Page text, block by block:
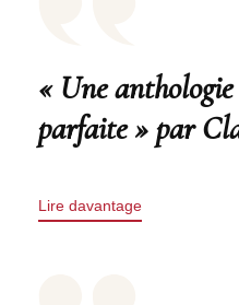
« Une
parfaite » par
Lire davantage